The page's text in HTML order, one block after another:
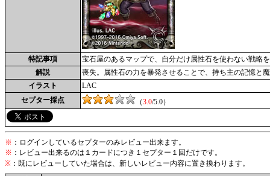
特記事項
宝石屋のあるマップで、自分だけ属性石を使わない戦略
解説
喪失。属性石の力を暴発させることで、持ち主の記憶と
イラスト
LAC
セプター採点
（3.0/5.0）
※ ：ログインしているセプターのみレビュー出来ます。
※ ：レビュー出来るのは１カードにつき１セプター１回だけです。
※ ：既にレビューしていた場合は、新しいレビュー内容に置き換わります。